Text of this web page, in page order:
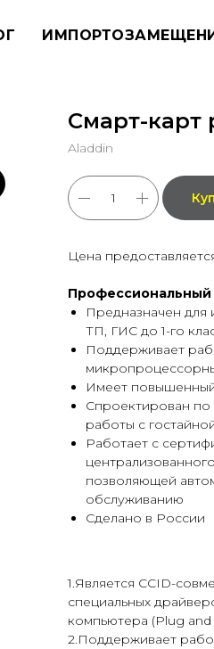
Смарт-карт
Aladdin
Цена
Профессиональный
Предназначен
ТП, ГИС до 1-го
Поддерживает
Имеет повышенный
Спроектирован
работы с
Работает с
позволяющей
обслуживанию
Сделано в России
1.Является CCID-
специальных
компьютера (Plug and
2.Поддерживает